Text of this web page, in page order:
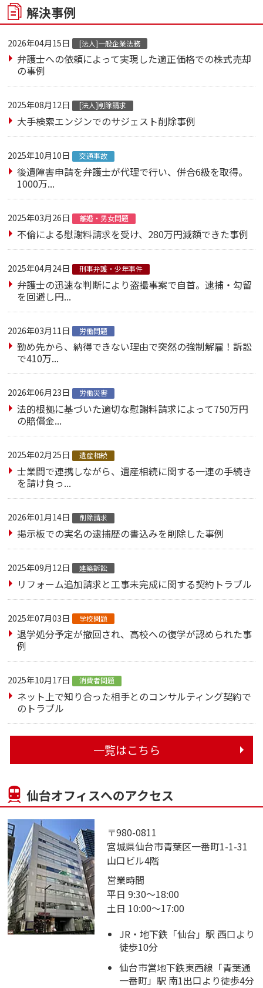
解決事例
2026年04月15日 [法人]一般企業法務
弁護士への依頼によって実現した適正価格での株式売却
の事例
2025年08月12日 [法人]削除請求
大手検索エンジンでのサジェスト削除事例
2025年10月10日 交通事故
後遺障害申請を弁護士が代理で行い、併合6級を取得。
1000万...
2025年03月26日 離婚・男女問題
不倫による慰謝料請求を受け、280万円減額できた事例
2025年04月24日 刑事弁護・少年事件
弁護士の迅速な判断により盗撮事案で自首。逮捕・勾留
を回避し円...
2026年03月11日 労働問題
勤め先から、納得できない理由で突然の強制解雇！訴訟
で410万...
2026年06月23日 労働災害
法的根拠に基づいた適切な慰謝料請求によって750万円
の賠償金...
2025年02月25日 遺産相続
士業間で連携しながら、遺産相続に関する一連の手続き
を請け負っ...
2026年01月14日 削除請求
掲示板での実名の逮捕歴の書込みを削除した事例
2025年09月12日 建築訴訟
リフォーム追加請求と工事未完成に関する契約トラブル
2025年07月03日 学校問題
退学処分予定が撤回され、高校への復学が認められた事
例
2025年10月17日 消費者問題
ネット上で知り合った相手とのコンサルティング契約で
のトラブル
一覧はこちら
仙台オフィスへのアクセス
〒980-0811
宮城県仙台市青葉区一番町1-1-31
山口ビル4階
営業時間
平日 9:30～18:00
土日 10:00～17:00
JR・地下鉄「仙台」駅 西口より
徒歩10分
仙台市営地下鉄東西線「青葉通
一番町」駅 南1出口より徒歩4分